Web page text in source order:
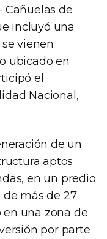
Cañuelas de
incluyó una
vienen
ubicado en
el
Nacional,
de un
aptos
en un predio
más de 27
en una zona de
por parte